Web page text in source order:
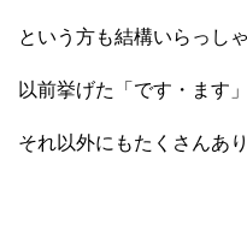
という方も結構いらっし
以前挙げた「です・ます
それ以外にもたくさんあ